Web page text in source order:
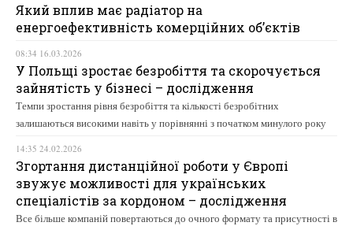
Який вплив має радіатор на
енергоефективність комерційних об’єктів
08:34 16.03.2026
У Польщі зростає безробіття та скорочується
зайнятість у бізнесі – дослідження
Темпи зростання рівня безробіття та кількості безробітних
залишаються високими навіть у порівнянні з початком минулого року
14:35 24.02.2026
Згортання дистанційної роботи у Європі
звужує можливості для українських
спеціалістів за кордоном – дослідження
Все більше компаній повертаються до очного формату та присутності в